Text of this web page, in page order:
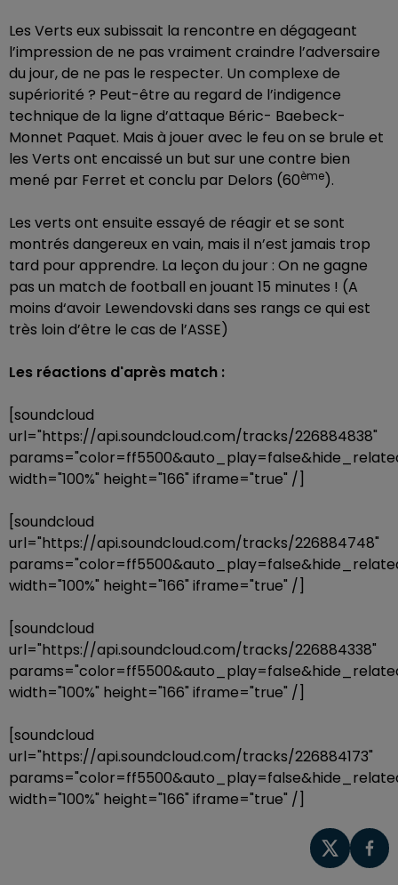
Les Verts eux subissait la rencontre en dégageant
l’impression de ne pas vraiment craindre l’adversaire
du jour, de ne pas le respecter. Un complexe de
supériorité ? Peut-être au regard de l’indigence
technique de la ligne d’attaque Béric- Baebeck-
Monnet Paquet. Mais à jouer avec le feu on se brule et
les Verts ont encaissé un but sur une contre bien
mené par Ferret et conclu par Delors (60ème).
Les verts ont ensuite essayé de réagir et se sont
montrés dangereux en vain, mais il n’est jamais trop
tard pour apprendre. La leçon du jour : On ne gagne
pas un match de football en jouant 15 minutes ! (A
moins d‘avoir Lewendovski dans ses rangs ce qui est
très loin d’être le cas de l’ASSE)
Les réactions d'après match :
[soundcloud
url="https://api.soundcloud.com/tracks/226884838"
width="100%" height="166" iframe="true" /]
[soundcloud
url="https://api.soundcloud.com/tracks/226884748"
width="100%" height="166" iframe="true" /]
[soundcloud
url="https://api.soundcloud.com/tracks/226884338"
width="100%" height="166" iframe="true" /]
[soundcloud
url="https://api.soundcloud.com/tracks/226884173"
width="100%" height="166" iframe="true" /]